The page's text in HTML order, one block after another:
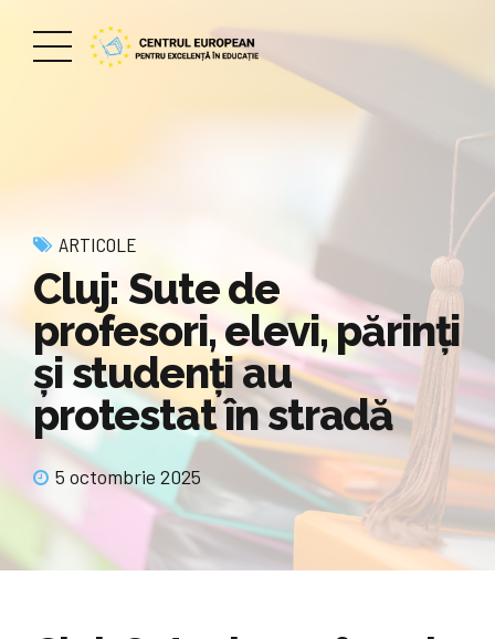
ARTICOLE
Cluj: Sute de
profesori, elevi, părinți
și studenți au
protestat în stradă
5 octombrie 2025